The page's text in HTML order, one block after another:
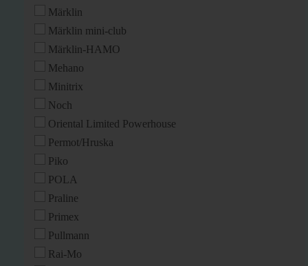
Märklin
Märklin mini-club
Märklin-HAMO
Mehano
Minitrix
Noch
Oriental Limited Powerhouse
Permot/Hruska
Piko
POLA
Praline
Primex
Pullmann
Rai-Mo